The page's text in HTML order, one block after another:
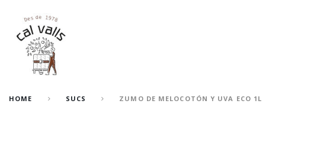
HOME SUCS ZUMO DE MELOCOTÓN Y UVA ECO 1L